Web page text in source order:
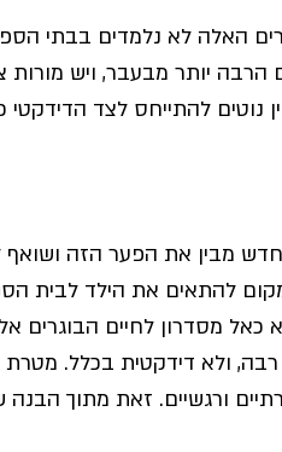
האלה לא נלמדים בבתי
יותר מבעבר, ויש מורות
נוטים להתייחס לצד הדידקטי
מבין את הפער הזה
להתאים את הילד לבית
כאל מסדרון לחיים הבוגרים
ולא דידקטית בכלל. מטרת
ורגשיים. זאת מתוך